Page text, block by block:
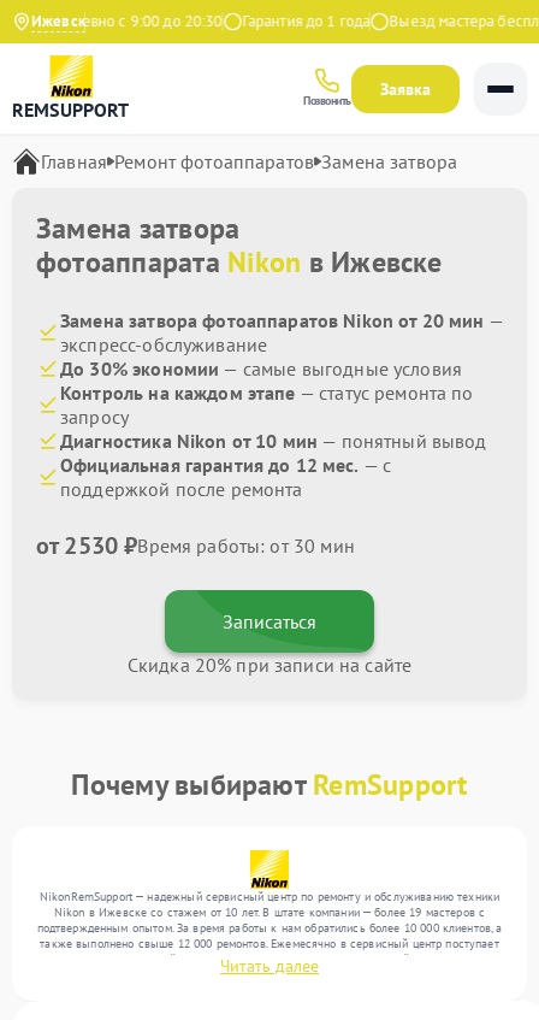
Ижевск
Ежедневно с 9:00 до 20:30 Гарантия до 1 года Выезд мастера
REMSUPPORT Позвонить
Заявка
Главная Ремонт фотоаппаратов Замена затвора
Замена затвора
фотоаппарата Nikon в Ижевске
Замена затвора фотоаппаратов Nikon от 20 мин —
экспресс-обслуживание
До 30% экономии — самые выгодные условия
Контроль на каждом этапе — статус ремонта по
запросу
Диагностика Nikon от 10 мин — понятный вывод
Официальная гарантия до 12 мес. — с
поддержкой после ремонта
от 2530 ₽Время работы: от 30 мин
Записаться
Скидка 20% при записи на сайте
Почему выбираютRemSupport
NikonRemSupport — надежный сервисный центр по ремонту и обслуживанию техники
Nikon в Ижевске со стажем от 10 лет. В штате компании — более 19 мастеров с
подтвержденным опытом. За время работы к нам обратились более 10 000 клиентов, а
также выполнено свыше 12 000 ремонтов. Ежемесячно в сервисный центр поступает
более 300 обращений, включая , , . Мы устраняем поломки любой сложности и
гарантируем высокое качество обслуживания благодаря отлаженным процессам
Читать далее